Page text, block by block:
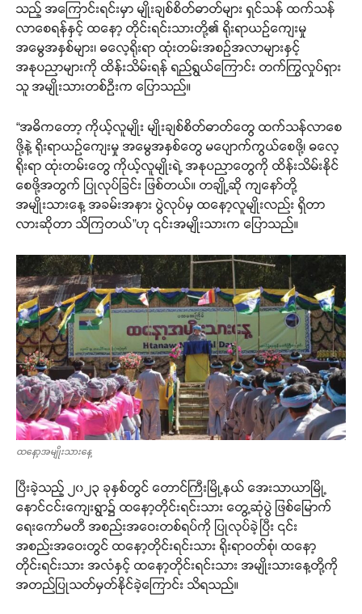
သည့် အကြောင်းရင်းမှာ မျိုးချစ်စိတ်ဓာတ်များ ရှင်သန် ထက်သန်
လာစေရန်နှင့် ထနော့ တိုင်းရင်းသားတို့၏ ရိုးရာယဉ်ကျေးမှု
အမွေအနှစ်များ၊ ဓလေ့ရိုးရာ ထုံးတမ်းအစဉ်အလာများနှင့်
အနုပညာများကို ထိန်းသိမ်းရန် ရည်ရွယ်ကြောင်း တက်ကြွလှုပ်ရှား
သူ အမျိုးသားတစ်ဦးက ပြောသည်။
“အဓိကတော့ ကိုယ့်လူမျိုး မျိုးချစ်စိတ်ဓာတ်တွေ ထက်သန်လာစေ
ဖို့နဲ့ ရိုးရာယဉ်ကျေးမှု အမွေအနှစ်တွေ မပျောက်ကွယ်စေဖို့၊ ဓလေ့
ရိုးရာ ထုံးတမ်းတွေ ကိုယ့်လူမျိုးရဲ့ အနုပညာတွေကို ထိန်းသိမ်းနိုင်
စေဖို့အတွက် ပြုလုပ်ခြင်း ဖြစ်တယ်။ တချို့ဆို ကျနော်တို့
အမျိုးသားနေ့ အခမ်းအနား ပွဲလုပ်မှ ထနော့လူမျိုးလည်း ရှိတာ
လားဆိုတာ သိကြတယ်”ဟု ၎င်းအမျိုးသားက ပြောသည်။
ထနော့အမျိုးသားနေ့
ပြီးခဲ့သည့် ၂၀၂၃ ခုနှစ်တွင် တောင်ကြီးမြို့နယ် အေးသာယာမြို့
နောင်ငင်းကျေးရွာ၌ ထနော့တိုင်းရင်းသား တွေ့ဆုံပွဲ ဖြစ်မြောက်
ရေးကော်မတီ အစည်းအဝေးတစ်ရပ်ကို ပြုလုပ်ခဲ့ပြီး ၎င်း
အစည်းအဝေးတွင် ထနော့တိုင်းရင်းသား ရိုးရာဝတ်စုံ၊ ထနော့
တိုင်းရင်းသား အလံနှင့် ထနော့တိုင်းရင်းသား အမျိုးသားနေ့တို့ကို
အတည်ပြုသတ်မှတ်နိုင်ခဲ့ကြောင်း သိရသည်။